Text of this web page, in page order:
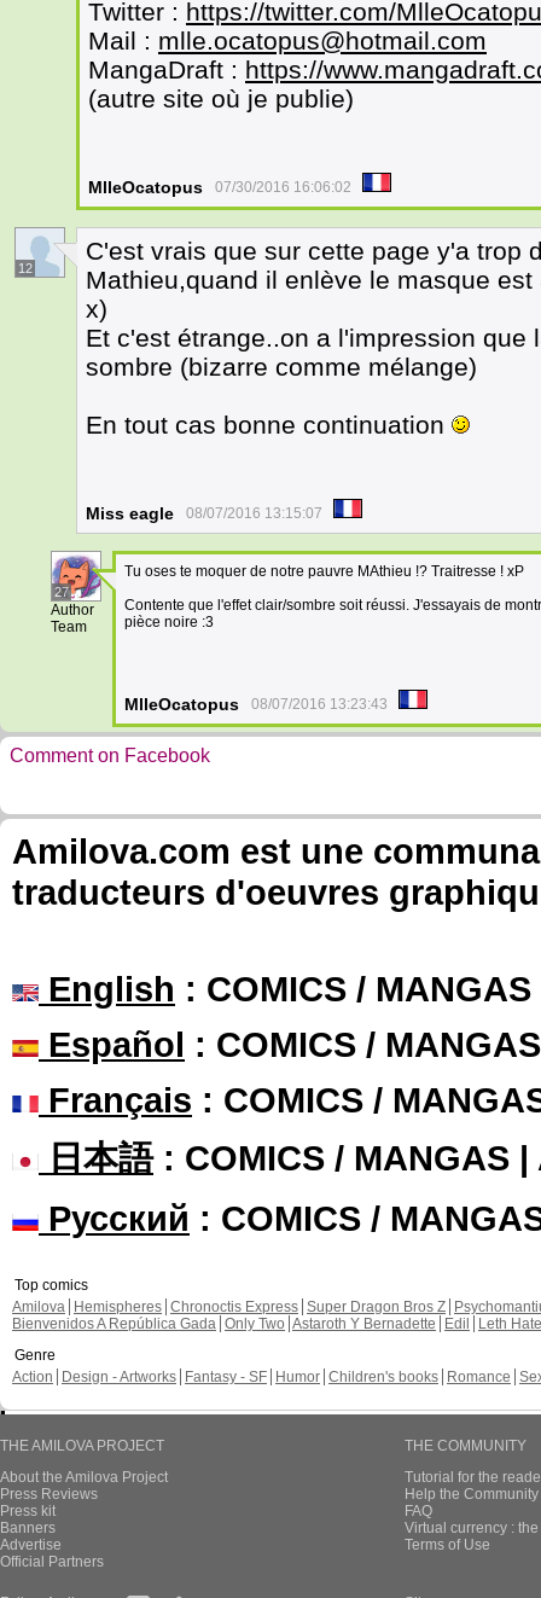
Twitter : https://twitter.com/
Mail : mlle.ocatopus@hotmail.com
MangaDraft : https://
(autre site où je publie)
MlleOcatopus 07/30/2016 16:06:02
12
C'est vrais que sur cette page y'a trop
Mathieu,quand il enlève le masque
x)
Et c'est étrange..on a l'impression que
sombre (bizarre comme mélange)
En tout cas bonne continuation
Miss eagle 08/07/2016 13:15:07
27
Author
Team
Tu oses te moquer de notre pauvre MAthieu !? Traitresse ! xP
Contente que l'effet clair/sombre soit réussi. J'essayais de
pièce noire :3
MlleOcatopus 08/07/2016 13:23:43
Comment on Facebook
Amilova.com est une
traducteurs d'oeuvres
English : COMICS /
Español : COMICS /
Français : COMICS /
日本語: COMICS / MANGAS |
Русский : COMICS /
Top comics
Amilova
Hemispheres Chronoctis Express Super Dragon Bros Z
Bienvenidos A República Gada Only Two Astaroth Y Bernadette Edil
Leth Hate
Genre
Action
Design - Artworks Fantasy - SF Humor Children's books Romance
THE AMILOVA PROJECT
About the Amilova Project
Press Reviews
Press kit
Banners
Advertise
Official Partners
THE COMMUNITY
Tutorial for the
Help the
FAQ
Virtual currency :
Terms of Use